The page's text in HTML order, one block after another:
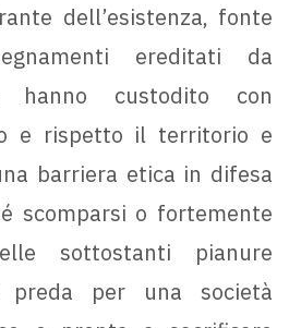
dell’esistenza, fonte
ereditati da
hanno custodito con
e rispetto il territorio e
barriera etica in difesa
scomparsi o fortemente
sottostanti pianure
preda per una società